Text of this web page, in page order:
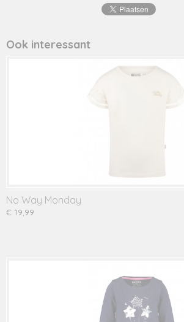
Productcode leverancier
Ook interessant
No Way Monday
€ 19,99